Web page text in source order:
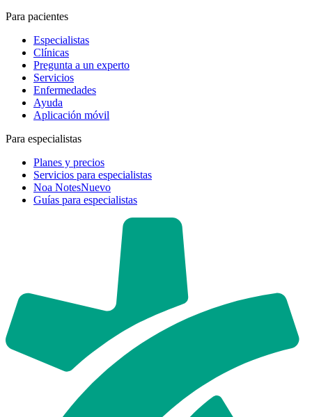
Para pacientes
Especialistas
Clínicas
Pregunta a un experto
Servicios
Enfermedades
Ayuda
Aplicación móvil
Para especialistas
Planes y precios
Servicios para especialistas
Noa NotesNuevo
Guías para especialistas